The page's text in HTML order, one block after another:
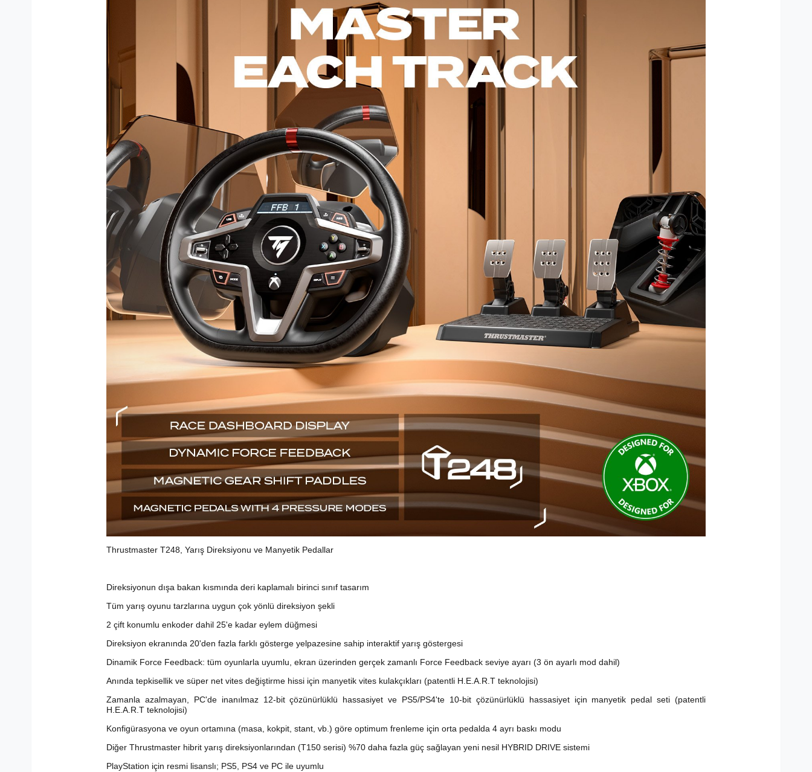
Thrustmaster T248, Yarış Direksiyonu ve Manyetik Pedallar
Direksiyonun dışa bakan kısmında deri kaplamalı birinci sınıf tasarım
Tüm yarış oyunu tarzlarına uygun çok yönlü direksiyon şekli
2 çift konumlu enkoder dahil 25'e kadar eylem düğmesi
Direksiyon ekranında 20'den fazla farklı gösterge yelpazesine sahip interaktif yarış göstergesi
Dinamik Force Feedback: tüm oyunlarla uyumlu, ekran üzerinden gerçek zamanlı Force Feedback seviye ayarı (3 ön ayarlı mod dahil)
Anında tepkisellik ve süper net vites değiştirme hissi için manyetik vites kulakçıkları (patentli H.E.A.R.T teknolojisi)
Zamanla azalmayan, PC'de inanılmaz 12-bit çözünürlüklü hassasiyet ve PS5/PS4'te 10-bit çözünürlüklü hassasiyet için manyetik pedal seti (patentli
H.E.A.R.T teknolojisi)
Konfigürasyona ve oyun ortamına (masa, kokpit, stant, vb.) göre optimum frenleme için orta pedalda 4 ayrı baskı modu
Diğer Thrustmaster hibrit yarış direksiyonlarından (T150 serisi) %70 daha fazla güç sağlayan yeni nesil HYBRID DRIVE sistemi
PlayStation için resmi lisanslı; PS5, PS4 ve PC ile uyumlu